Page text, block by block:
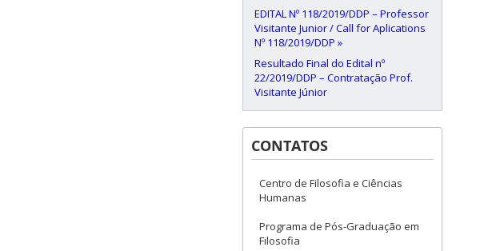
EDITAL Nº 118/2019/DDP – Professor
Visitante Junior / Call for Aplications
Nº 118/2019/DDP »
Resultado Final do Edital nº
22/2019/DDP – Contratação Prof.
Visitante Júnior
CONTATOS
Centro de Filosofia e Ciências
Humanas
Programa de Pós-Graduação em
Filosofia